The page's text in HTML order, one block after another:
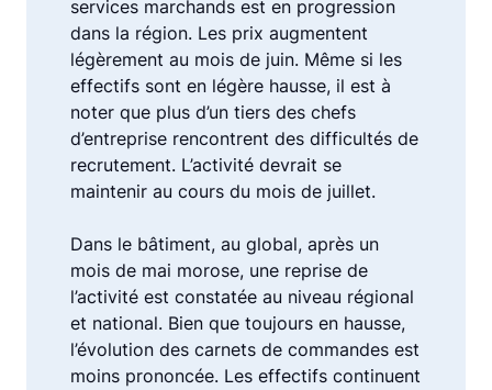
services marchands est en progression
dans la région. Les prix augmentent
légèrement au mois de juin. Même si les
effectifs sont en légère hausse, il est à
noter que plus d’un tiers des chefs
d’entreprise rencontrent des difficultés de
recrutement. L’activité devrait se
maintenir au cours du mois de juillet.
Dans le bâtiment, au global, après un
mois de mai morose, une reprise de
l’activité est constatée au niveau régional
et national. Bien que toujours en hausse,
l’évolution des carnets de commandes est
moins prononcée. Les effectifs continuent